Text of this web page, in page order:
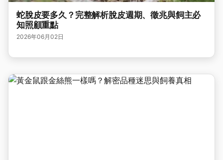
蛇脫皮要多久？完整解析脫皮週期、徵兆與飼主必
知照顧重點
2026年06月02日